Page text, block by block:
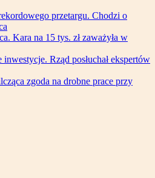
przetargu. Chodzi o
Kara na 15 tys. zł zaważyła w
Rząd posłuchał ekspertów
zgoda na drobne prace przy